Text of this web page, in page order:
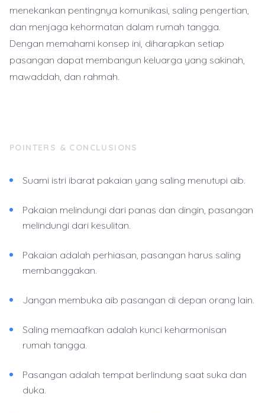
menekankan pentingnya komunikasi, saling pengertian,
dan menjaga kehormatan dalam rumah tangga.
Dengan memahami konsep ini, diharapkan setiap
pasangan dapat membangun keluarga yang sakinah,
mawaddah, dan rahmah.
POINTERS & CONCLUSIONS
Suami istri ibarat pakaian yang saling menutupi aib.
Pakaian melindungi dari panas dan dingin, pasangan
melindungi dari kesulitan.
Pakaian adalah perhiasan, pasangan harus saling
membanggakan.
Jangan membuka aib pasangan di depan orang lain.
Saling memaafkan adalah kunci keharmonisan
rumah tangga.
Pasangan adalah tempat berlindung saat suka dan
duka.